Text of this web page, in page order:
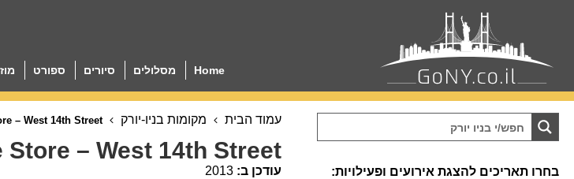
Home מסלולים סיורים ספורט
עמוד הבית מקומות בניו-יורק Apple Store – West 14th Street
Store – West 14th Street
עודכן ב: 2013 בחרו תאריכים להצגת אירועים ופעילויות: